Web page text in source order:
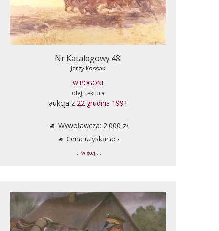
Nr Katalogowy 48.
Jerzy Kossak
W POGONI
olej, tektura
aukcja z 22 grudnia 1991
Wywoławcza: 2 000 zł
Cena uzyskana: -
... więcej ...